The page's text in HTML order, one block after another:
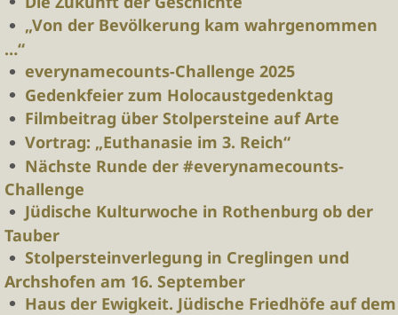
„Von der Bevölkerung kam wahrgenommen
…“
everynamecounts-Challenge 2025
Gedenkfeier zum Holocaustgedenktag
Filmbeitrag über Stolpersteine auf Arte
Vortrag: „Euthanasie im 3. Reich“
Nächste Runde der #everynamecounts-
Challenge
Jüdische Kulturwoche in Rothenburg ob der
Tauber
Stolpersteinverlegung in Creglingen und
Archshofen am 16. September
Haus der Ewigkeit. Jüdische Friedhöfe auf dem